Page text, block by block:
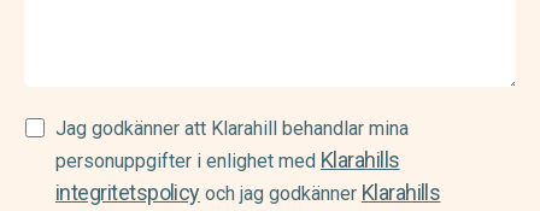
Samtycke
(Required)
Jag godkänner att Klarahill behandlar mina
personuppgifter i enlighet med Klarahills
integritetspolicyoch jag godkänner Klarahills